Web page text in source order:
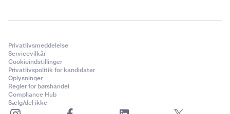
Privatlivsmeddelelse
Servicevilkår
Cookieindstillinger
Privatlivspolitik for kandidater
Oplysninger
Regler for børshandel
Compliance Hub
Sælg/del ikke